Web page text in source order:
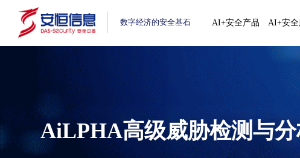
数字经济的安全基石 AI+安全产品 AI+安全
AiLPHA高级威胁检测与